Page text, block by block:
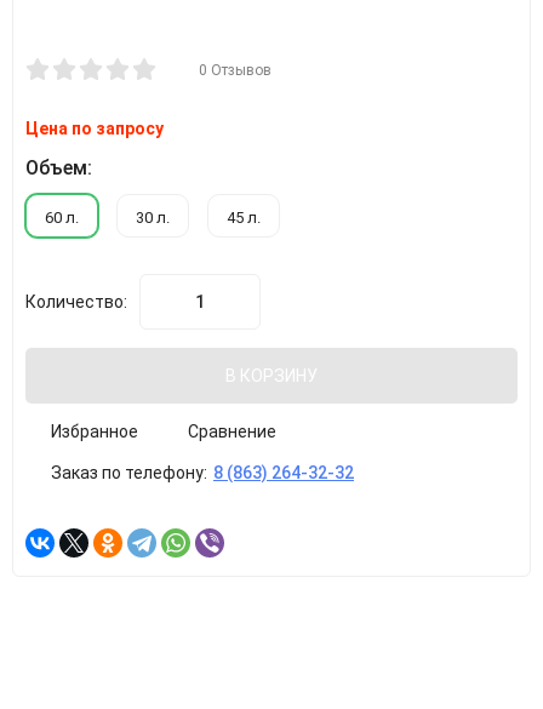
0 Отзывов
Цена по запросу
Объем:
60 л. 30 л. 45 л.
Количество:
В КОРЗИНУ
Избранное Сравнение
Заказ по телефону: 8 (863) 264-32-32